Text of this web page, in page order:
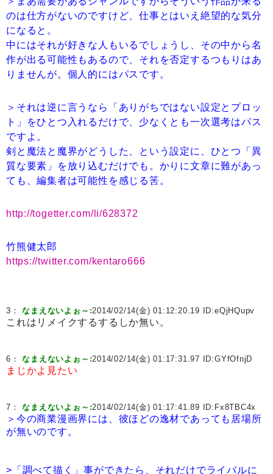
のは仕方がないのですけど、仕事とはいえ絶望的な気分
になると。
中にはそれが好きな人もいるでしょうし、その中から名
作が出る可能性もあるので、それを否定するつもりはあ
りませんが。個人的にはパスです。
＞それは逆に言うなら「ありがちではない設定とプロッ
ト」をひとつ入れるだけで、少なくとも一次選考はパス
ですよ。
剣と魔法と魔界がどうした、という設定に、ひとつ「異
質な要素」を放り込むだけでも。かりに文章に難があっ
ても、編集者は可能性を感じる筈。
http://togetter.com/li/628372
竹熊健太郎
https://twitter.com/kentaro666
3：なまえないよぉ～:2014/02/14(金) 01:12:20.19 ID:eQjHQupv
これはリメイクするするしか無い。
6：なまえないよぉ～:2014/02/14(金) 01:17:31.97 ID:GYfOfnjD
まじかよ見たい
7：なまえないよぉ～:2014/02/14(金) 01:17:41.89 ID: Fx8TBC4x
＞今の商業漫画界には、彼ほどの逸材であっても居場所
が無いのです。
>「調べて描く」事ができたら、それだけでライバルに